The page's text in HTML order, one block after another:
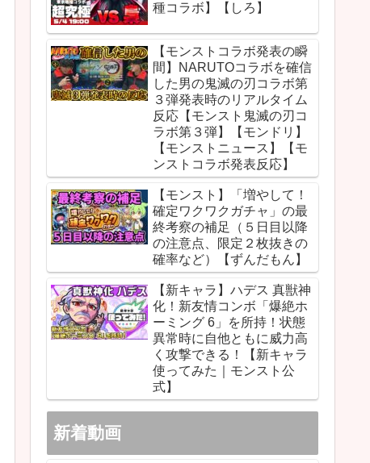
種コラボ】【しろ】
【モンストコラボ発表の瞬
間】NARUTOコラボを確信
した男の鬼滅の刃コラボ第
３弾発表時のリアルタイム
反応【モンスト鬼滅の刃コ
ラボ第３弾】【モンドリ】
【モンストニュース】【モ
ンストコラボ発表反応】
【モンスト】「増やして！
確定ワクワクガチャ」の最
終考察の補足（５日目以降
の注意点、限定２枚抜きの
確率など）【ずんだもん】
【新キャラ】ハデス 真獣神
化！新友情コンボ「爆絶ホ
ーミング 6」を所持！状態
異常時に自他ともに威力高
く攻撃できる！【新キャラ
使ってみた｜モンスト公
式】
新着動画